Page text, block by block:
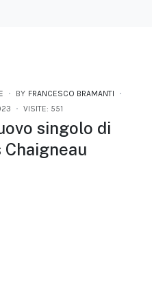
BY FRANCESCO BRAMANTI
VISITE: 551
singolo di
Chaigneau